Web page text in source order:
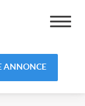
ANNONCE